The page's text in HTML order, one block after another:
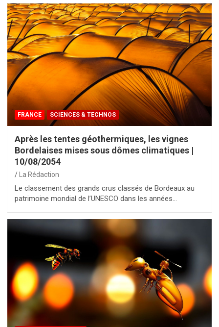
FRANCE SCIENCES & TECHNOS
Après les tentes géothermiques, les vignes
Bordelaises mises sous dômes climatiques |
10/08/2054
La Rédaction
Le classement des grands crus classés de Bordeaux au
patrimoine mondial de l’UNESCO dans les années…